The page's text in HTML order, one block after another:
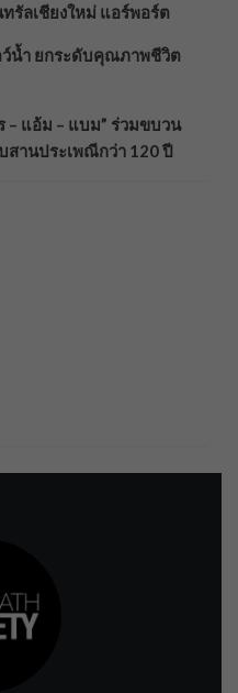
รัลเชียงใหม่ แอร์พอร์ต
น้ำ ยกระดับคุณภาพชีวิต
– แอ้ม – แบม” ร่วมขบวน
สานประเพณีกว่า 120 ปี